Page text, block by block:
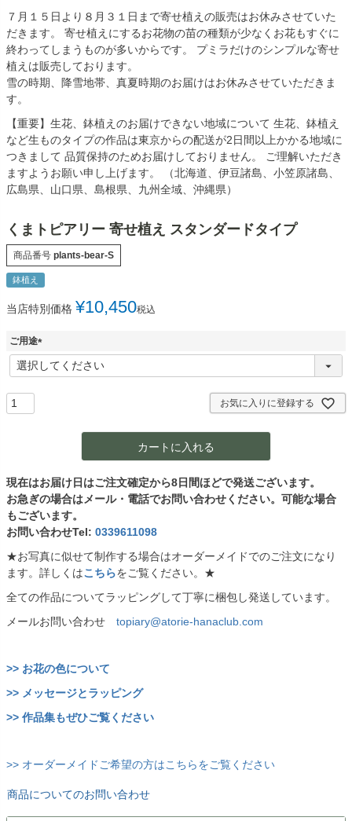
７月１５日より８月３１日まで寄せ植えの販売はお休みさせていた
だきます。 寄せ植えにするお花物の苗の種類が少なくお花もすぐに
終わってしまうものが多いからです。 プミラだけのシンプルな寄せ
植えは販売しております。
雪の時期、降雪地帯、真夏時期のお届けはお休みさせていただきま
す。
【重要】生花、鉢植えのお届けできない地域について 生花、鉢植え
など生ものタイプの作品は東京からの配送が2日間以上かかる地域に
つきまして 品質保持のためお届けしておりません。 ご理解いただき
ますようお願い申し上げます。 （北海道、伊豆諸島、小笠原諸島、
広島県、山口県、島根県、九州全域、沖縄県）
くまトピアリー 寄せ植え スタンダードタイプ
商品番号 plants-bear-S
鉢植え
当店特別価格 ¥10,450税込
ご用途
(
必
お気に入りに登録する
カートに入れる
現在はお届け日はご注文確定から8日間ほどで発送ございます。
お急ぎの場合はメール・電話でお問い合わせください。可能な場合
もございます。
お問い合わせTel: 0339611098
★お写真に似せて制作する場合はオーダーメイドでのご注文になり
ます。詳しくはこちらをご覧ください。★
全ての作品についてラッピングして丁寧に梱包し発送しています。
メールお問い合わせ topiary@atorie-hanaclub.com
>> お花の色について
>> メッセージとラッピング
>> 作品集もぜひご覧ください
>> オーダーメイドご希望の方はこちらをご覧ください
商品についてのお問い合わせ